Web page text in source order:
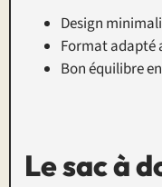
Design
Format adapté
Bon équilibre
Le sac à